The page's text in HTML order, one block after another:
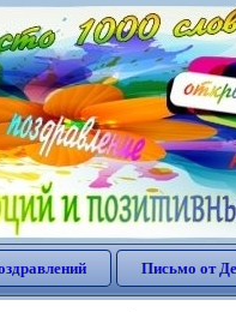
Письмо от